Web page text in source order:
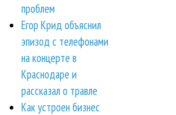
проблем
Егор Крид объяснил
эпизод с телефонами
на концерте в
Краснодаре и
рассказал о травле
Как устроен бизнес